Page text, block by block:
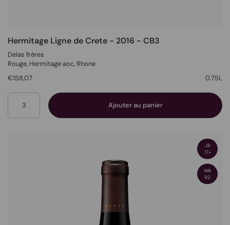
Hermitage Ligne de Crete - 2016 - CB3
Delas frères
Rouge, Hermitage aoc, Rhone
€158,07
0.75L
Quantité
Ajouter au panier
JR
17+
WA
92